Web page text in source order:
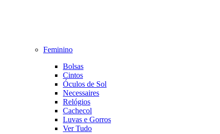
Feminino
Bolsas
Cintos
Óculos de Sol
Necessaires
Relógios
Cachecol
Luvas e Gorros
Ver Tudo